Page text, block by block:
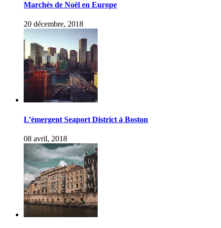
Marchés de Noël en Europe
20 décembre, 2018
L’émergent Seaport District à Boston
08 avril, 2018